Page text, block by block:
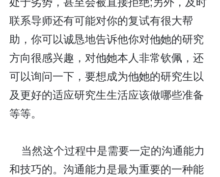
联系导师还有可能对你的复试有很大帮
助，你可以诚恳地告诉他你对他∕她的研究
方向很感兴趣，对他∕她本人非常钦佩，还
可以询问一下，要想成为他∕她的研究生以
及更好的适应研究生生活应该做哪些准备
等等。
当然这个过程中是需要一定的沟通能力
和技巧的。沟通能力是最为重要的一种能